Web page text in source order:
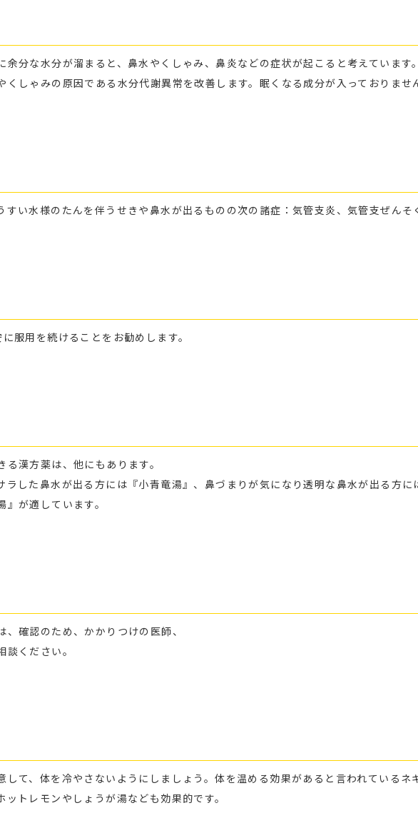
分な水分が溜まると、鼻水やくしゃみ、鼻炎などの症状が起こると考えています。
くしゃみの原因である水分代謝異常を改善します。眠くなる成分が入っておりませ
すい水様のたんを伴うせきや鼻水が出るものの次の諸症：気管支炎、気管支ぜん
服用を続けることをお勧めします。
漢方薬は、他にもあります。
ラした鼻水が出る方には『小青竜湯』、鼻づまりが気になり透明な鼻水が出る方
が適しています。
確認のため、かかりつけの医師、
ください。
して、体を冷やさないようにしましょう。体を温める効果があると言われている
トレモンやしょうが湯なども効果的です。